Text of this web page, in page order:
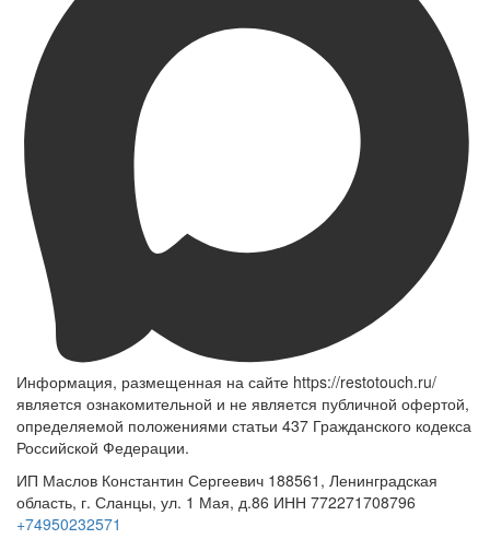
Информация, размещенная на сайте https://restotouch.ru/
является ознакомительной и не является публичной офертой,
определяемой положениями статьи 437 Гражданского кодекса
Российской Федерации.
ИП Маслов Константин Сергеевич 188561, Ленинградская
область, г. Сланцы, ул. 1 Мая, д.86 ИНН 772271708796
+74950232571